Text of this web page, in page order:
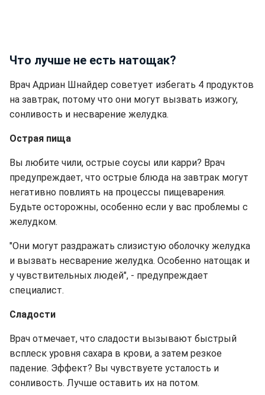
Что лучше не есть натощак?
Врач Адриан Шнайдер советует избегать 4 продуктов
на завтрак, потому что они могут вызвать изжогу,
сонливость и несварение желудка.
Острая пища
Вы любите чили, острые соусы или карри? Врач
предупреждает, что острые блюда на завтрак могут
негативно повлиять на процессы пищеварения.
Будьте осторожны, особенно если у вас проблемы с
желудком.
"Они могут раздражать слизистую оболочку желудка
и вызвать несварение желудка. Особенно натощак и
у чувствительных людей", - предупреждает
специалист.
Сладости
Врач отмечает, что сладости вызывают быстрый
всплеск уровня сахара в крови, а затем резкое
падение. Эффект? Вы чувствуете усталость и
сонливость. Лучше оставить их на потом.